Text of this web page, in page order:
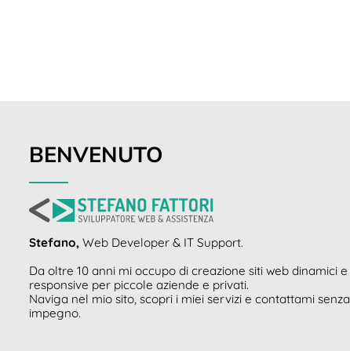
BENVENUTO
Stefano, Web Developer & IT Support.
Da oltre 10 anni mi occupo di creazione siti web dinamici e
responsive per piccole aziende e privati.
Naviga nel mio sito, scopri i miei servizi e contattami senza
impegno.